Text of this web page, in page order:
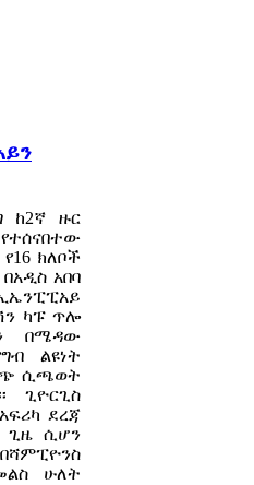
ከ2ኛ ዙር
ክለቦች
አበባ
ካፑ ጥሎ
በሜዳው
ልዩነት
ሲጫወት
ጊዮርጊስ
ደረጃ
ጊዜ ሲሆን
ሁለት